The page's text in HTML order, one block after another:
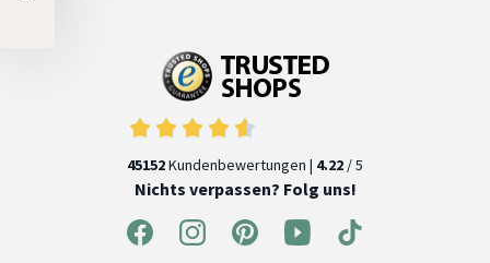
45152Kundenbewertungen | 4.22 / 5
Nichts verpassen? Folg uns!